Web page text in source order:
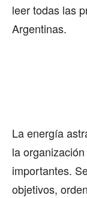
leer todas las
Argentinas.
La energía
la
importantes.
objetivos,